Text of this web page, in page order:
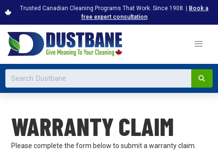
Trusted Canadian Cleaning Programs That Work. Since 1908. | Book a
free expert consultation
WARRANTY CLAIM
Please complete the form below to submit a warranty claim.